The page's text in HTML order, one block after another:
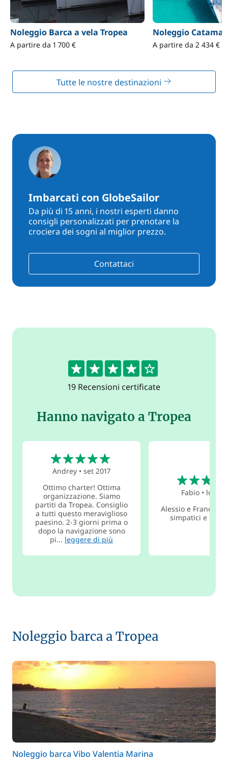
Noleggio Barca a vela Tropea
A partire da 1 700 €
Noleggio
A partire da 2 434 €
Tutte le nostre destinazioni
Imbarcati con GlobeSailor
Da più di 15 anni, i nostri esperti danno
consigli personalizzati per prenotare la
crociera dei sogni al miglior prezzo.
Contattaci
4.4
19 Recensioni certificate
Hanno navigato a Tropea
Andrey •set 2017
Ottimo charter! Ottima
organizzazione. Siamo
partiti da Tropea. Consiglio
a tutti questo meraviglioso
paesino. 2-3 giorni prima o
dopo la navigazione sono
pi... leggere di più
Fabio • lug
Alessio e
simpatici e
Noleggio barca a Tropea
Noleggio barca Vibo Valentia Marina